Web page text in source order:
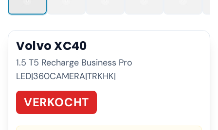
VolvoXC40
1.5 T5 Recharge Business Pro
LED|360CAMERA|TRKHK|
VERKOCHT